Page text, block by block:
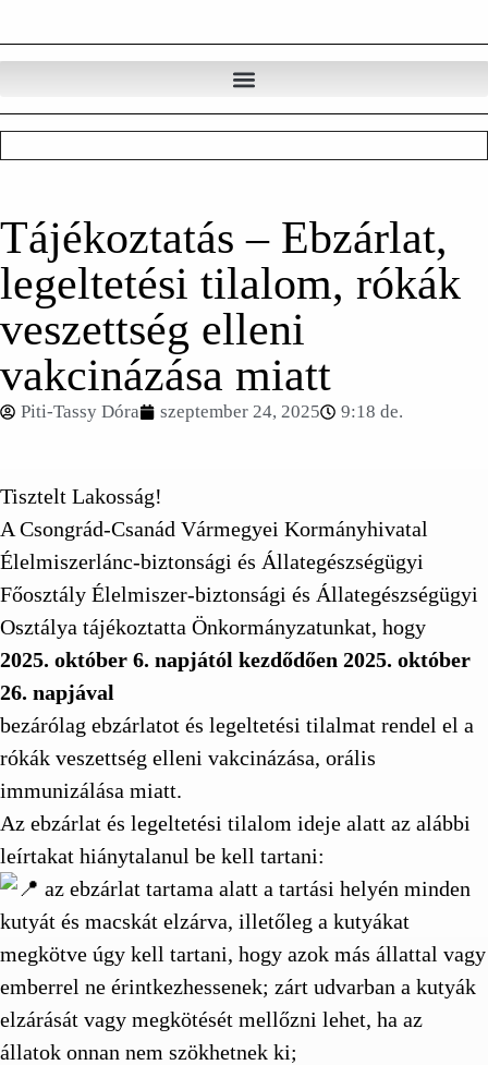
Tájékoztatás – Ebzárlat,
legeltetési tilalom, rókák
veszettség elleni
vakcinázása miatt
Piti-Tassy Dóra szeptember 24, 2025 9:18 de.
Tisztelt Lakosság!
A Csongrád-Csanád Vármegyei Kormányhivatal
Élelmiszerlánc-biztonsági és Állategészségügyi
Főosztály Élelmiszer-biztonsági és Állategészségügyi
Osztálya tájékoztatta Önkormányzatunkat, hogy
2025. október 6. napjától kezdődően 2025. október
26. napjával
bezárólag ebzárlatot és legeltetési tilalmat rendel el a
rókák veszettség elleni vakcinázása, orális
immunizálása miatt.
Az ebzárlat és legeltetési tilalom ideje alatt az alábbi
leírtakat hiánytalanul be kell tartani:
az ebzárlat tartama alatt a tartási helyén minden
kutyát és macskát elzárva, illetőleg a kutyákat
megkötve úgy kell tartani, hogy azok más állattal vagy
emberrel ne érintkezhessenek; zárt udvarban a kutyák
elzárását vagy megkötését mellőzni lehet, ha az
állatok onnan nem szökhetnek ki;